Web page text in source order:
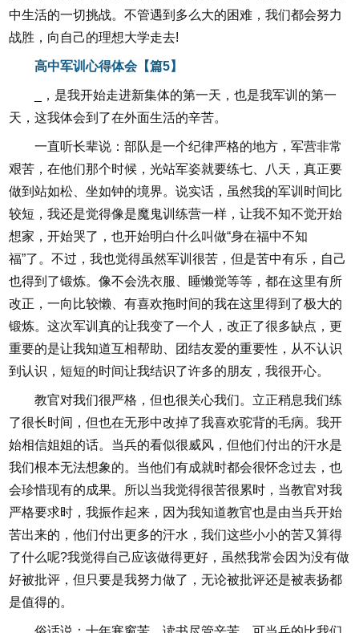
中生活的一切挑战。不管遇到多么大的困难，我们都会努力
战胜，向自己的理想大学走去!
高中军训心得体会【篇5】
_，是我开始走进新集体的第一天，也是我军训的第一
天，这我体会到了在外面生活的辛苦。
一直听长辈说：部队是一个纪律严格的地方，军营非常
艰苦，在他们那个时候，光站军姿就要练七、八天，真正要
做到站如松、坐如钟的境界。说实话，虽然我的军训时间比
较短，我还是觉得像是魔鬼训练营一样，让我不知不觉开始
想家，开始哭了，也开始明白什么叫做“身在福中不知
福”了。不过，我也觉得虽然军训很苦，但是苦中有乐，自己
也得到了锻炼。像不会洗衣服、睡懒觉等等，都在这里有所
改正，一向比较懒、有喜欢拖时间的我在这里得到了极大的
锻炼。这次军训真的让我变了一个人，改正了很多缺点，更
重要的是让我知道互相帮助、团结友爱的重要性，从不认识
到认识，短短的时间让我结识了许多的朋友，我很开心。
教官对我们很严格，但也很关心我们。立正稍息我们练
了很长时间，但也在无形中改掉了我喜欢驼背的毛病。我开
始相信姐姐的话。当兵的看似很威风，但他们付出的汗水是
我们根本无法想象的。当他们有成就时都会很怀念过去，也
会珍惜现有的成果。所以当我觉得很苦很累时，当教官对我
严格要求时，我振作起来，因为我知道教官也是由当兵开始
苦出来的，他们付出更多的汗水，我们这些小小的苦又算得
了什么呢?我觉得自己应该做得更好，虽然我常会因为没有做
好被批评，但只要是我努力做了，无论被批评还是被表扬都
是值得的。